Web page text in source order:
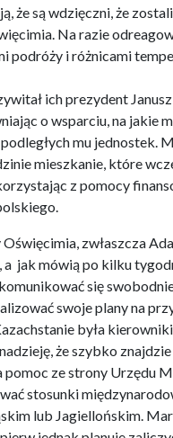
że są wdzięczni, że zostali
Na razie
podróży i różnicami
ich prezydent
o wsparciu, na jakie
mu jednostek.
mieszkanie, które
z pomocy
zwłaszcza
a jak mówią po kilku
się
swoje plany na
była
że szybko
pomoc ze strony Urzędu
stosunki
lub Jagiellońskim.